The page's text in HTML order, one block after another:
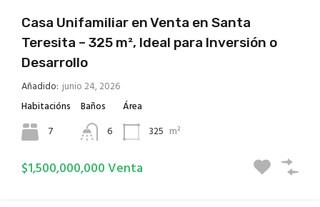
Casa Unifamiliar en Venta en Santa
Teresita – 325 m², Ideal para Inversión o
Desarrollo
Añadido: junio 24, 2026
Habitacións
7
Baños
6
Área
325 m²
$1,500,000,000 Venta